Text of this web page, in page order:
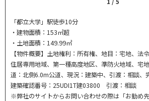
「都立大学」駅徒歩10分
・建物面積：153㎡超
・土地面積：149.99㎡
【物件概要】土地権利：所有権、地目：宅地、法
住居専用地域、第一種高度地区、準防火地域、宅
道：北側6.0m公道、現況：建築中、引渡：相談、
建築確認番号：25UDI1T建03800 引渡：相談
※弊社のサイトからお問い合わせの際は「お勤め